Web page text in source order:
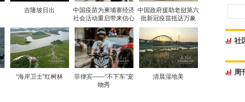
吉隆坡日出
中国疫苗为柬埔寨经济
社会活动重启带来信心
中国政府援助老挝第六
批新冠疫苗抵达万象
“海岸卫士”红树林
菲律宾——“不下车”宠
物秀
清晨湿地美
社
周